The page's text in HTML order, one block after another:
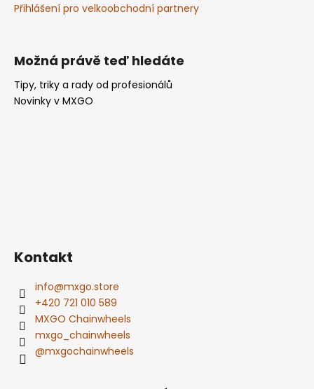
Přihlášení pro velkoobchodní partnery
Možná právě teď hledáte
Tipy, triky a rady od profesionálů
Novinky v MXGO
Kontakt
info@mxgo.store
+420 721 010 589
MXGO Chainwheels
mxgo_chainwheels
@mxgochainwheels